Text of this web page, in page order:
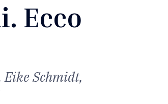
Ecco
Schmidt,